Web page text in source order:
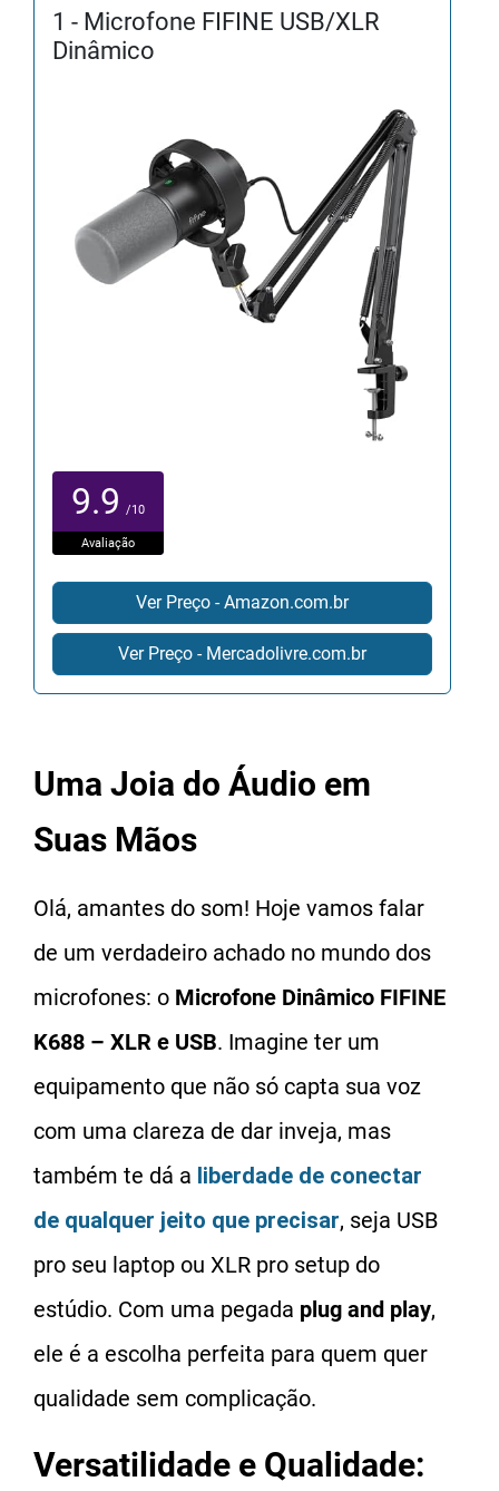
1 - Microfone FIFINE USB/XLR
Dinâmico
9.9 /10
Avaliação
Ver Preço - Amazon.com.br
Ver Preço - Mercadolivre.com.br
Uma Joia do Áudio em
Suas Mãos
Olá, amantes do som! Hoje vamos falar
de um verdadeiro achado no mundo dos
microfones: o Microfone Dinâmico FIFINE
K688 – XLR e USB. Imagine ter um
equipamento que não só capta sua voz
com uma clareza de dar inveja, mas
também te dá a liberdade de conectar
de qualquer jeito que precisar, seja USB
pro seu laptop ou XLR pro setup do
estúdio. Com uma pegada plug and play,
ele é a escolha perfeita para quem quer
qualidade sem complicação.
Versatilidade e Qualidade: